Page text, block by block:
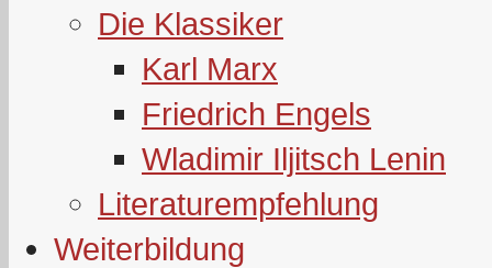
Die Klassiker
Karl Marx
Friedrich Engels
Wladimir Iljitsch Lenin
Literaturempfehlung
Weiterbildung